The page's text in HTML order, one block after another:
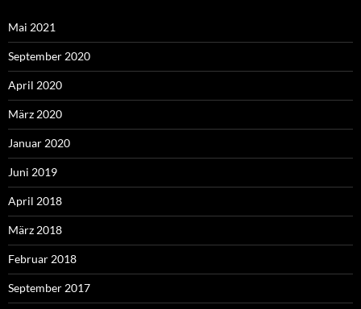
Mai 2021
September 2020
April 2020
März 2020
Januar 2020
Juni 2019
April 2018
März 2018
Februar 2018
September 2017